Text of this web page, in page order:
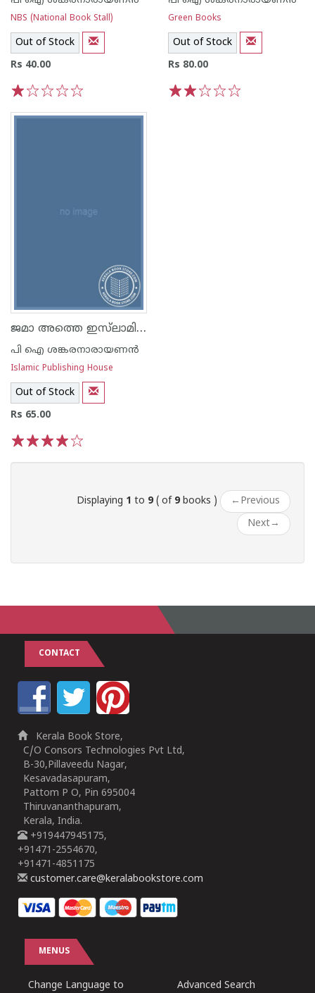
NBS (National Book Stall)
Out of Stock
Rs 40.00
Green Books
Out of Stock
Rs 80.00
ജമാ അത്തെ ഇസ്‌ലാമി വായനയും പ്രതിനിധാനവും
പി ഐ ശങ്കരനാരായണ‌ന്‍
Islamic Publishing House
Out of Stock
Rs 65.00
Displaying 1 to 9 ( of 9 books ) ← Previous
Next→
CONTACT
Kerala Book Store,
C/O Consors Technologies Pvt Ltd,
B-30,Pillaveedu Nagar,
Kesavadasapuram,
Pattom P O, Pin 695004
Thiruvananthapuram,
Kerala, India.
+919447945175,
+91471-2554670,
+91471-4851175
customer.care@keralabookstore.com
MENUS
Change Language to
Advanced Search